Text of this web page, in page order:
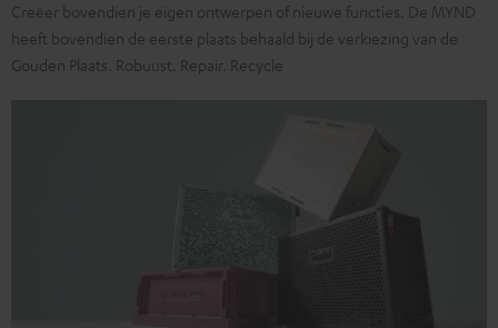
Creëer bovendien je eigen ontwerpen of nieuwe functies. De MYND
heeft bovendien de eerste plaats behaald bij de verkiezing van de
Gouden Plaats. Robuust. Repair. Recycle